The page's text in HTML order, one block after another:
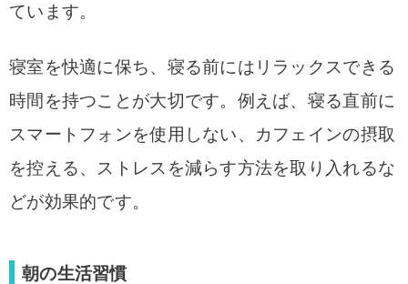
ています。
寝室を快適に保ち、寝る前にはリラックスできる
時間を持つことが大切です。例えば、寝る直前に
スマートフォンを使用しない、カフェインの摂取
を控える、ストレスを減らす方法を取り入れるな
どが効果的です。
朝の生活習慣